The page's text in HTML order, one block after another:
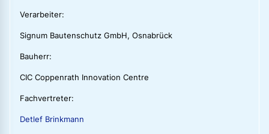
Verarbeiter:
Signum Bautenschutz GmbH, Osnabrück
Bauherr:
CIC Coppenrath Innovation Centre
Fachvertreter:
Detlef Brinkmann